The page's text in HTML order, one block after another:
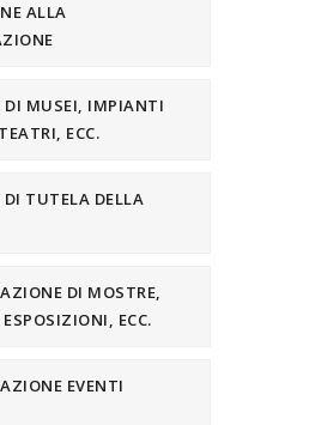
ALLA
DI MUSEI, IMPIANTI
ECC.
TUTELA DELLA
DI MOSTRE,
ECC.
EVENTI